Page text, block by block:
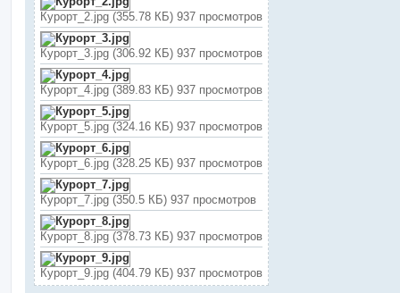
Курорт_2.jpg (355.78 КБ) 937 просмотров
Курорт_3.jpg (306.92 КБ) 937 просмотров
Курорт_4.jpg (389.83 КБ) 937 просмотров
Курорт_5.jpg (324.16 КБ) 937 просмотров
Курорт_6.jpg (328.25 КБ) 937 просмотров
Курорт_7.jpg (350.5 КБ) 937 просмотров
Курорт_8.jpg (378.73 КБ) 937 просмотров
Курорт_9.jpg (404.79 КБ) 937 просмотров